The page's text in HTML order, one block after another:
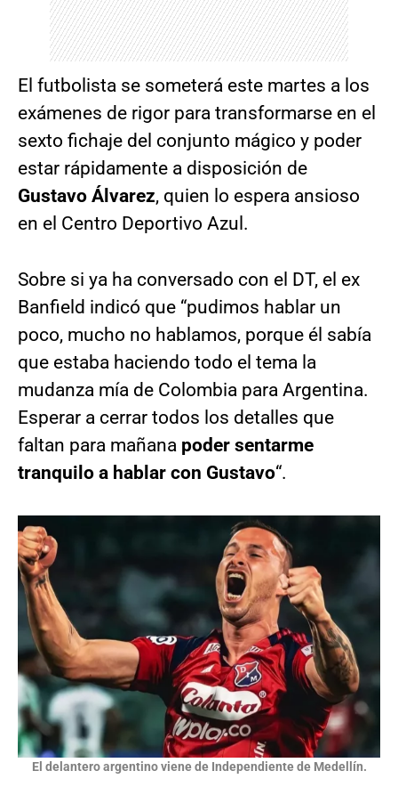
El futbolista se someterá este martes a los
exámenes de rigor para transformarse en el
sexto fichaje del conjunto mágico y poder
estar rápidamente a disposición de
Gustavo Álvarez, quien lo espera ansioso
en el Centro Deportivo Azul.
Sobre si ya ha conversado con el DT, el ex
Banfield indicó que “pudimos hablar un
poco, mucho no hablamos, porque él sabía
que estaba haciendo todo el tema la
mudanza mía de Colombia para Argentina.
Esperar a cerrar todos los detalles que
faltan para mañana poder sentarme
tranquilo a hablar con Gustavo“.
El delantero argentino viene de Independiente de Medellín.